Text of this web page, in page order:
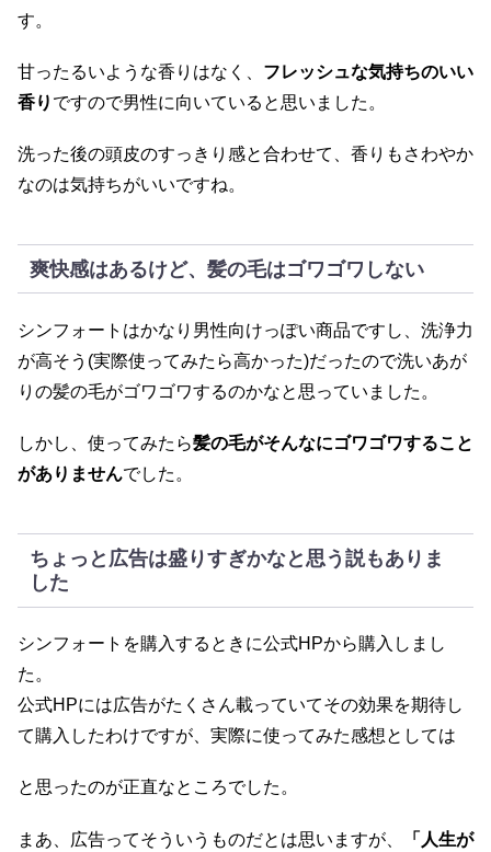
す。
甘ったるいような香りはなく、 フレッシュな気持ちのいい
香り ですので男性に向いていると思いました。
洗った後の頭皮のすっきり感と合わせて、香りもさわやか
なのは気持ちがいいですね。
爽快感はあるけど、髪の毛はゴワゴワしない
シンフォートはかなり男性向けっぽい商品ですし、洗浄力
が高そう(実際使ってみたら高かった)だったので洗いあが
りの髪の毛がゴワゴワするのかなと思っていました。
しかし、使ってみたら髪の毛がそんなにゴワゴワすること
がありませんでした。
ちょっと広告は盛りすぎかなと思う説もありま
した
シンフォートを購入するときに公式HPから購入しまし
た。
公式HPには広告がたくさん載っていてその効果を期待し
て購入したわけですが、実際に使ってみた感想としては
と思ったのが正直なところでした。
まあ、広告ってそういうものだとは思いますが、
「人生が